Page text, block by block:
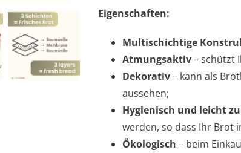
Eigenschaften:
Multischichtige
Atmungsaktiv– schützt
Dekorativ– kann als
aussehen;
Hygienisch und leicht
werden, so dass Ihr Brot
Ökologisch – beim